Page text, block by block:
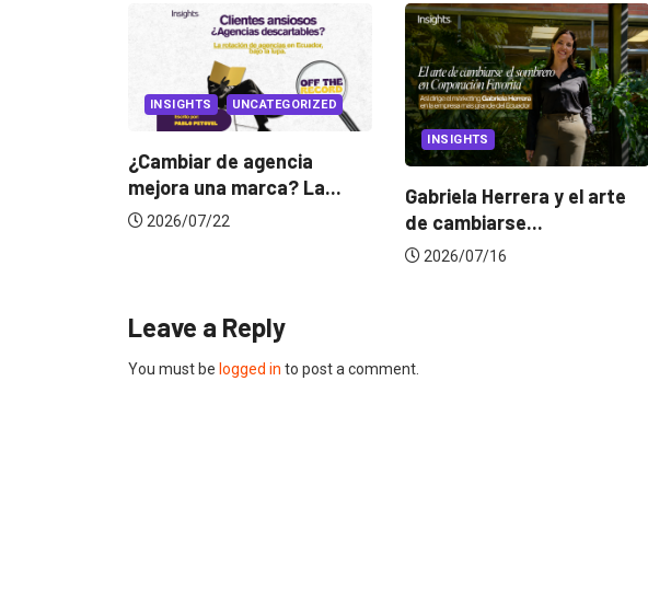
Gabriela Herrera y el arte
de cambiarse...
CANNES LIONS 2026
Dos ecuatorianos en el
jurado de Cannes...
2026/06/23
Leave a Reply
You must be logged in to post a comment.